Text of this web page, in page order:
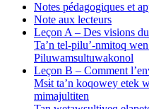
Notes pédagogiques et
Note aux lecteurs
Leçon A – Des visions
Ta’n tel-pilu’-nmitoq
Piluwamsultuwakonol
Leçon B – Comment
Msɨt ta’n koqowey etek
mimajultiten